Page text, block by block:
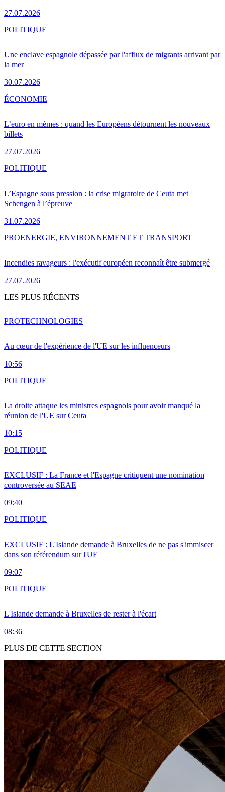
27.07.2026
Une enclave espagnole dépassée par l'afflux de migrants arrivant par
la mer
30.07.2026
POLITIQUE
L’euro en mèmes : quand les Européens détournent les nouveaux
billets
27.07.2026
ÉCONOMIE
L’Espagne sous pression : la crise migratoire de Ceuta met
Schengen à l’épreuve
31.07.2026
POLITIQUE
Incendies ravageurs : l'exécutif européen reconnaît être submergé
27.07.2026
PROENERGIE, ENVIRONNEMENT ET TRANSPORT
LES PLUS RÉCENTS
Au cœur de l'expérience de l'UE sur les influenceurs
10:56
PROTECHNOLOGIES
La droite attaque les ministres espagnols pour avoir manqué la
réunion de l'UE sur Ceuta
10:15
POLITIQUE
EXCLUSIF : La France et l'Espagne critiquent une nomination
controversée au SEAE
09:40
POLITIQUE
EXCLUSIF : L'Islande demande à Bruxelles de ne pas s'immiscer
dans son référendum sur l'UE
09:07
POLITIQUE
L'Islande demande à Bruxelles de rester à l'écart
08:36
POLITIQUE
PLUS DE CETTE SECTION